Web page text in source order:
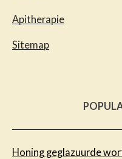
Apitherapie
Sitemap
Honing geglazuurde